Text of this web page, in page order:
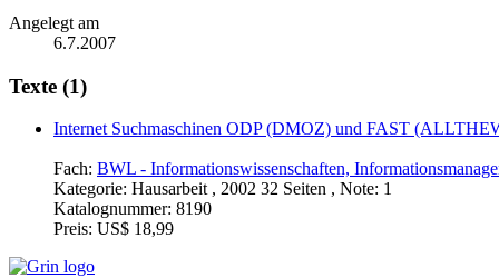
Angelegt am
6.7.2007
Texte (1)
Internet Suchmaschinen ODP (DMOZ) und FAST
Fach: BWL - Informationswissenschaften,
Kategorie: Hausarbeit , 2002 32 Seiten , Note: 1
Katalognummer: 8190
Preis: US$ 18,99